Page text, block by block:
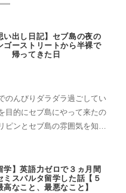
い出し日記】セブ島の夜の
ゴーストリートから半裸で
帰ってきた日
のんびりダラダラ過ごしてい
目的にセブ島にやって来たの
ンとセブ島の雰囲気を知っ
学】英語力ゼロで３ヵ月間
ミスパルタ留学した話【５
高なこと、最悪なこと】